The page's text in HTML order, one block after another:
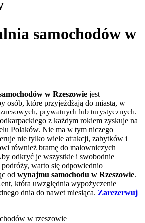
samochodów w
w Rzeszowie jest
osób, które przyjeżdżają do miasta, w
prywatnych lub turystycznych.
z każdym rokiem zyskuje na
Polaków. Nie ma w tym niczego
nie tylko wiele atrakcji, zabytków i
również bramę do malowniczych
odkryć je wszystkie i swobodnie
warto się odpowiednio
od wynajmu samochodu w Rzeszowie.
która uwzględnia wypożyczenie
dnia do nawet miesiąca. Zarezerwuj